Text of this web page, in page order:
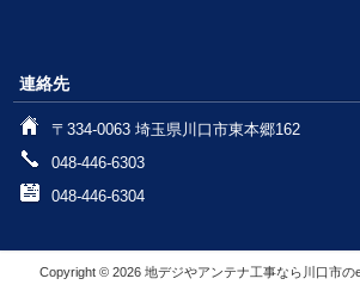
連絡先
〒334-0063 埼玉県川口市東本郷162
048-446-6303
048-446-6304
Copyright © 2026 地デジやアンテナ工事なら川口市の